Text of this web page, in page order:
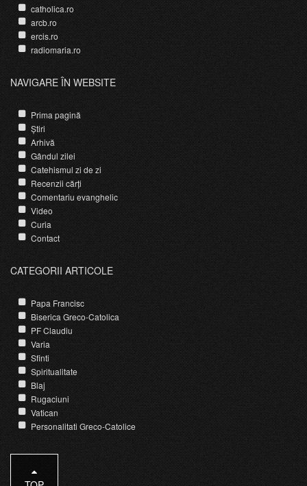
catholica.ro
arcb.ro
ercis.ro
radiomaria.ro
NAVIGARE ÎN WEBSITE
Prima pagină
Știri
Arhivă
Gândul zilei
Catehismul zi de zi
Recenzii cărți
Comentariu evanghelic
Video
Curia
Contact
CATEGORII ARTICOLE
Papa Francisc
Biserica Greco-Catolica
PF Claudiu
Varia
Sfinti
Spiritualitate
Blaj
Rugaciuni
Vatican
Personalitati Greco-Catolice